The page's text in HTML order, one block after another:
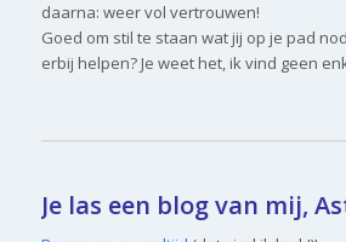
daarna: weer vol vertrouwen!
Goed om stil te staan wat jij op je pad
erbij helpen? Je weet het, ik vind geen
Je las een blog van mij,